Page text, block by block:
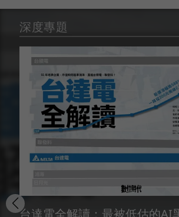
深度專題
台達電全解讀：最被低估的AI